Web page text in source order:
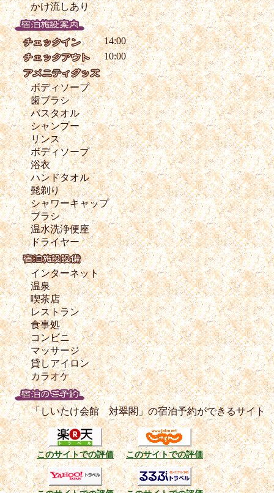
かけ流しあり
14:00
10:00
ボディソープ
歯ブラシ
バスタオル
シャンプー
リンス
ボディソープ
浴衣
ハンドタオル
髭剃り
シャワーキャップ
ブラシ
温水洗浄便座
ドライヤー
インターネット
温泉
喫茶店
レストラン
食事処
コンビニ
マッサージ
貸しアイロン
カラオケ
「しいたけ会館 対翠閣」の宿泊予約ができるサイト
このサイトでの評価 このサイトでの評価